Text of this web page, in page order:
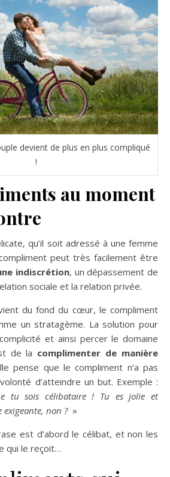
devient de plus en plus compliqué
!
au moment
qu’il soit adressé à une femme
peut très facilement être
indiscrétion, un dépassement de
sociale et la relation privée.
du fond du cœur, le compliment
un stratagème. La solution pour
et ainsi percer le domaine
de la complimenter de manière
pense que le compliment n’a pas
d’atteindre un but. Exemple :
tu sois célibataire ! Tu es jolie et
non ?»
est d’abord le célibat, et non les
qui le reçoit…